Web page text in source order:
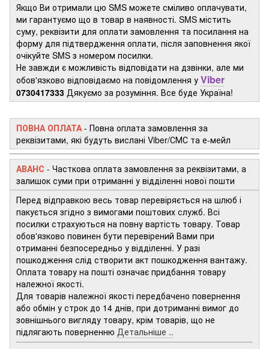
Якщо Ви отримали цю SMS можете сміливо оплачувати,
ми гарантуємо що в товар в наявності. SMS містить
суму, реквізити для оплати замовлення та посилання на
форму для підтвердження оплати, після заповнення якої
очікуйте SMS з номером посилки.
Не завжди є можливість відповідати на дзвінки, але ми
обов'язково відповідаємо на повідомлення у Viber
0730417333 Дякуємо за розуміння. Все буде Україна!
ПОВНА ОПЛАТА - Повна оплата замовлення за
реквізитами, які будуть вислані Viber/СМС та е-мейл
АВАНС - Часткова оплата замовлення за реквізитами, а
залишок суми при отриманні у відділенні нової пошти
Перед відправкою весь товар перевіряється на шлюб і
пакується згідно з вимогами поштових служб. Всі
посилки страхуються на повну вартість товару. Товар
обов'язково повинен бути перевірений Вами при
отриманні безпосередньо у відділенні. У разі
пошкодження слід створити акт пошкодження вантажу.
Оплата товару на пошті означає придбання товару
належної якості.
Для товарів належної якості передбачено повернення
або обмін у строк до 14 днів, при дотриманні вимог до
зовнішнього вигляду товару, крім товарів, що не
підлягають поверненню Детальніше ..